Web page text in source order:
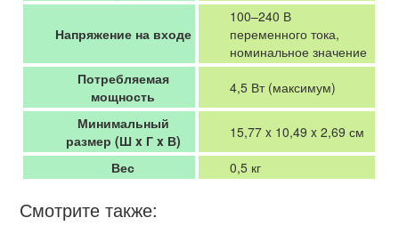
Напряжение на входе
100–240 В
переменного тока,
номинальное значение
Потребляемая
мощность
4,5 Вт (максимум)
Минимальный
размер (Ш x Г x В)
15,77 x 10,49 x 2,69 см
Вес
0,5 кг
Смотрите также: